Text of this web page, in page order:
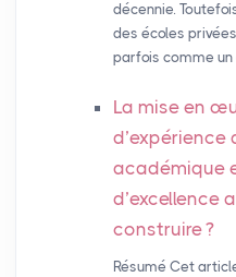
décennie.
des écoles
parfois comme un
La mise en
d’expérience
académique
d’excellence
construire?
Résumé Cet